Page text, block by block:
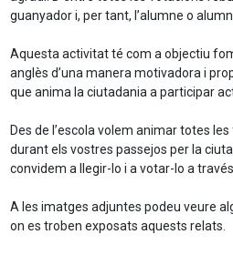
guanyador i, per tant, l’alumne o
Aquesta activitat té com a objectiu
anglès d’una manera motivadora i
que anima la ciutadania a participar
Des de l’escola volem animar totes
durant els vostres passejos per la
convidem a llegir-lo i a votar-lo a través
A les imatges adjuntes podeu veure
on es troben exposats aquests relats.